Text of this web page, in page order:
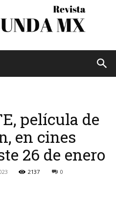
Mx
película de
en cines
26 de enero
2137 0